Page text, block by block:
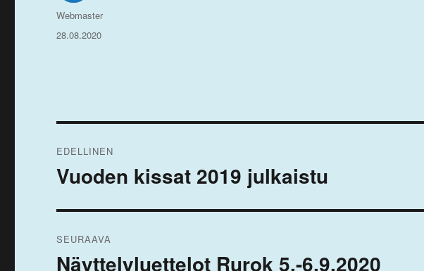
Kirjoittaja
Webmaster
Julkaistu
28.08.2020
selaus
EDELLINEN
Edellinen
Vuoden kissat 2019 julkaistu
SEURAAVA
Seuraava
Näyttelyluettelot Rurok 5.-6.9.2020